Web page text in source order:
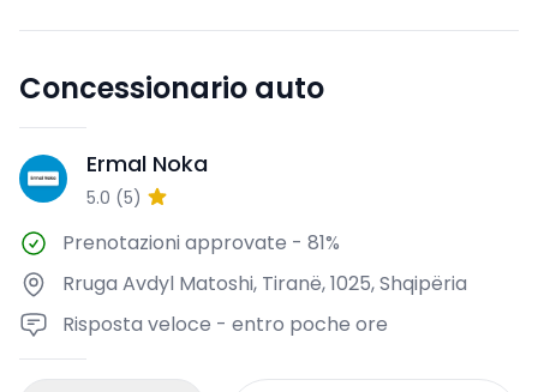
Concessionario auto
EN Ermal Noka
5.0 (5)
Prenotazioni approvate - 81%
Rruga Avdyl Matoshi, Tiranë, 1025, Shqipëria
Risposta veloce - entro poche ore